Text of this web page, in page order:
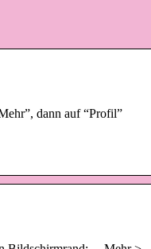
dann auf “Profil”